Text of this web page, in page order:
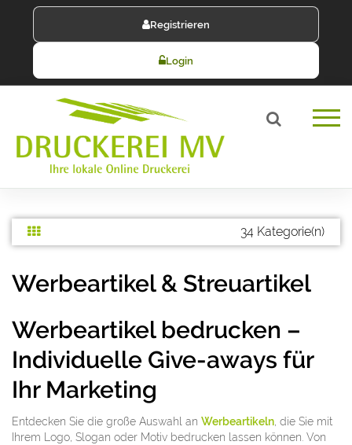
Registrieren
Login
34 Kategorie(n)
Werbeartikel & Streuartikel
Werbeartikel bedrucken –
Individuelle Give-aways für
Ihr Marketing
Entdecken Sie die große Auswahl an Werbeartikeln , die Sie mit
Ihrem Logo, Slogan oder Motiv bedrucken lassen können. Von